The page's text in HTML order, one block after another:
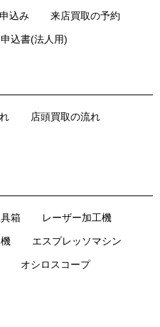
込み 来店買取の予約
込書(法人用)
店頭買取の流れ
箱 レーザー加工機
エスプレッソマシン
オシロスコープ